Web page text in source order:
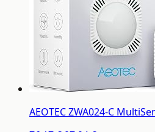
AEOTEC ZWA024-C